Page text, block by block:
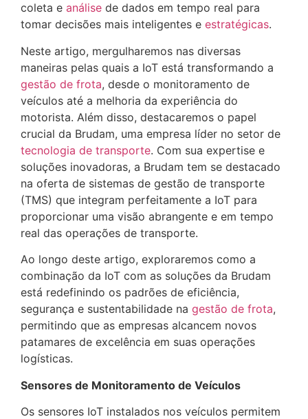
coleta e análise de dados em tempo real para
tomar decisões mais inteligentes e estratégicas.
Neste artigo, mergulharemos nas diversas
maneiras pelas quais a IoT está transformando a
gestão de frota, desde o monitoramento de
veículos até a melhoria da experiência do
motorista. Além disso, destacaremos o papel
crucial da Brudam, uma empresa líder no setor de
tecnologia de transporte. Com sua expertise e
soluções inovadoras, a Brudam tem se destacado
na oferta de sistemas de gestão de transporte
(TMS) que integram perfeitamente a IoT para
proporcionar uma visão abrangente e em tempo
real das operações de transporte.
Ao longo deste artigo, exploraremos como a
combinação da IoT com as soluções da Brudam
está redefinindo os padrões de eficiência,
segurança e sustentabilidade na gestão de frota,
permitindo que as empresas alcancem novos
patamares de excelência em suas operações
logísticas.
Sensores de Monitoramento de Veículos
Os sensores IoT instalados nos veículos permitem